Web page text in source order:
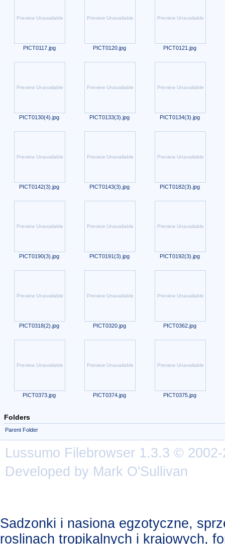
Preview Unavailable
PICT0117.jpg
Preview Unavailable
PICT0120.jpg
Preview Unavailable
PICT0121.jpg
Preview Unavailable
PICT0130(4).jpg
Preview Unavailable
PICT0133(3).jpg
Preview Unavailable
PICT0134(3).jpg
Preview Unavailable
PICT0142(3).jpg
Preview Unavailable
PICT0143(3).jpg
Preview Unavailable
PICT0182(3).jpg
Preview Unavailable
PICT0190(3).jpg
Preview Unavailable
PICT0191(3).jpg
Preview Unavailable
PICT0192(3).jpg
Preview Unavailable
PICT0318(2).jpg
Preview Unavailable
PICT0320.jpg
Preview Unavailable
PICT0362.jpg
Preview Unavailable
PICT0373.jpg
Preview Unavailable
PICT0374.jpg
Preview Unavailable
PICT0375.jpg
Folders
Parent Folder
Lussumo Filebrowser 1.3.3 ©
Developed by Mark O'Sullivan
Sadzonki i nasiona egzotyczne,
roslinach tropikalnych i krajowych,